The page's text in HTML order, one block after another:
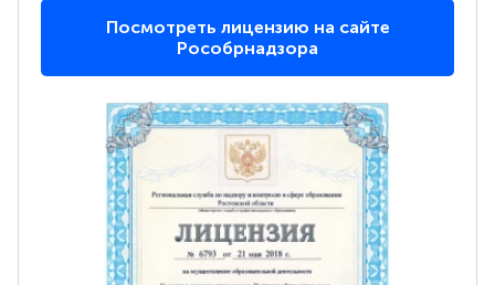
Посмотреть лицензию на сайте
Рособрнадзора